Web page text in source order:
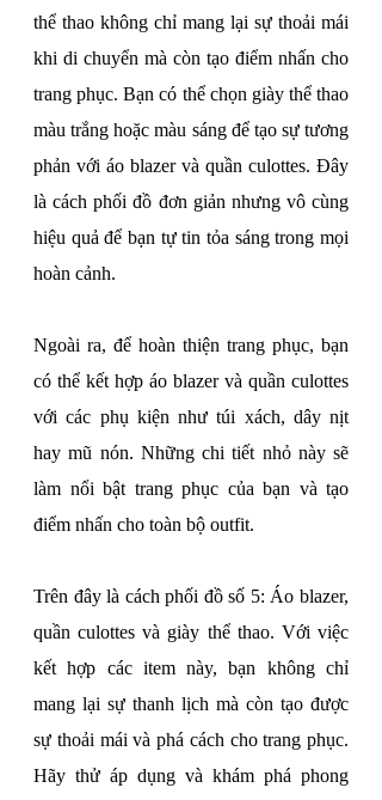
thể thao không chỉ mang lại sự thoải mái
khi di chuyển mà còn tạo điểm nhấn cho
trang phục. Bạn có thể chọn giày thể thao
màu trắng hoặc màu sáng để tạo sự tương
phản với áo blazer và quần culottes. Đây
là cách phối đồ đơn giản nhưng vô cùng
hiệu quả để bạn tự tin tỏa sáng trong mọi
hoàn cảnh.
Ngoài ra, để hoàn thiện trang phục, bạn
có thể kết hợp áo blazer và quần culottes
với các phụ kiện như túi xách, dây nịt
hay mũ nón. Những chi tiết nhỏ này sẽ
làm nổi bật trang phục của bạn và tạo
điểm nhấn cho toàn bộ outfit.
Trên đây là cách phối đồ số 5: Áo blazer,
quần culottes và giày thể thao. Với việc
kết hợp các item này, bạn không chỉ
mang lại sự thanh lịch mà còn tạo được
sự thoải mái và phá cách cho trang phục.
Hãy thử áp dụng và khám phá phong